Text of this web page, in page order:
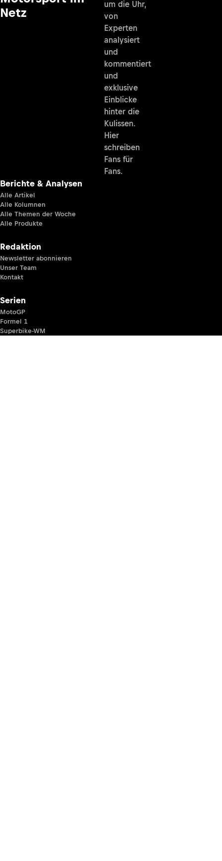
Netz
um die Uhr,
von
Experten
analysiert
und
kommentiert
und
exklusive
Einblicke
hinter die
Kulissen.
Hier
schreiben
Fans für
Fans.
Berichte & Analysen
Alle Artikel
Alle Kolumnen
Alle Themen der Woche
Alle Produkte
Redaktion
Newsletter abonnieren
Unser Team
Kontakt
Serien
MotoGP
Formel 1
Superbike-WM